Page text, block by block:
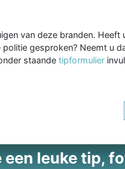
van deze branden.
gesproken? Neemt u
staande tipformulier
een leuke tip,